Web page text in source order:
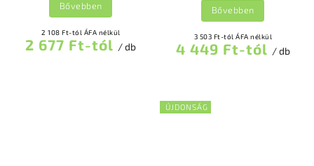
2 108 Ft-tól ÁFA nélkül
2 677 Ft-tól / db
Bővebben
3 503 Ft-tól ÁFA nélkül
4 449 Ft-tól / db
Bővebben
ÚJDONSÁG